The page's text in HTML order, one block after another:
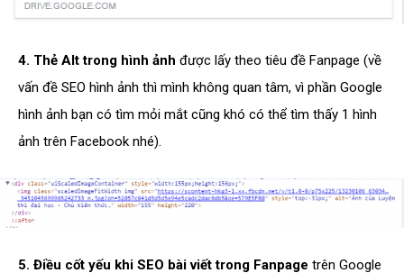
4. Thẻ Alt trong hình ảnh được lấy theo tiêu đề Fanpage (về
vấn đề SEO hình ảnh thì mình không quan tâm, vì phần Google
hình ảnh bạn có tìm mỏi mắt cũng khó có thể tìm thấy 1 hình
ảnh trên Facebook nhé).
5. Điều cốt yếu khi SEO bài viết trong Fanpage trên Google